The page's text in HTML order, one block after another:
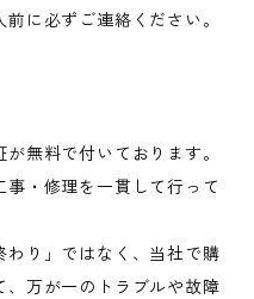
に必ずご連絡ください。
無料で付いております。
・修理を一貫して行って
り」ではなく、当社で購
、万が一のトラブルや故障